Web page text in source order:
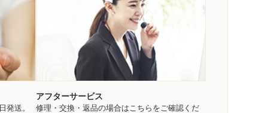
発送。
アフターサービス
修理・交換・返品の場合はこちらをご確認くだ